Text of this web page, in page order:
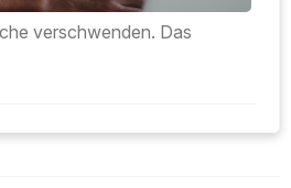
verschwenden. Das